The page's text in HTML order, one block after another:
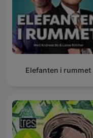
Elefanten i rummet